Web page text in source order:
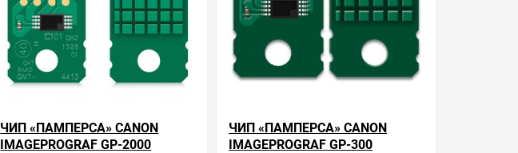
ЧИП «ПАМПЕРСА» CANON
IMAGEPROGRAF GP-2000
ЧИП «ПАМПЕРСА» CANON
IMAGEPROGRAF GP-300